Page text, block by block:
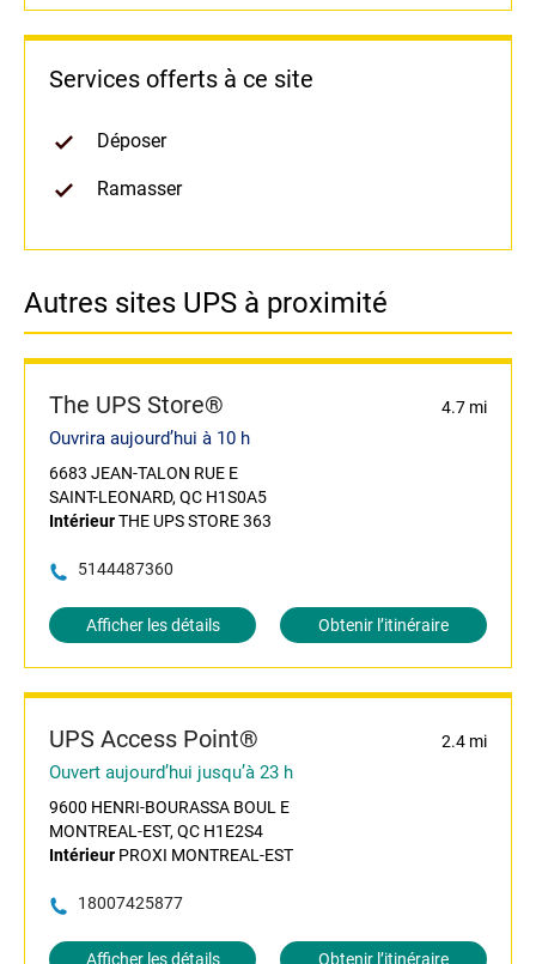
Services offerts à ce site
Déposer
Ramasser
Autres sites UPS à proximité
The UPS Store® 4.7 mi
Ouvrira aujourd’hui à 10 h
6683 JEAN-TALON RUE E
SAINT-LEONARD, QC H1S0A5
IntérieurTHE UPS STORE 363
5144487360
Afficher les détails Obtenir l’itinéraire
UPS Access Point® 2.4 mi
Ouvert aujourd’hui jusqu’à 23 h
9600 HENRI-BOURASSA BOUL E
MONTREAL-EST, QC H1E2S4
Intérieur PROXI MONTREAL-EST
18007425877
Afficher les détails Obtenir l’itinéraire